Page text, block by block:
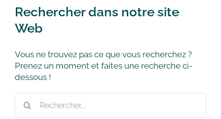
Rechercher dans notre site
Web
Vous ne trouvez pas ce que vous recherchez ?
Prenez un moment et faites une recherche ci-
dessous !